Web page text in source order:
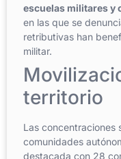
escuelas militares y
en las que se
retributivas han
militar.
territorio
Las concentraciones
comunidades
destacada con 28